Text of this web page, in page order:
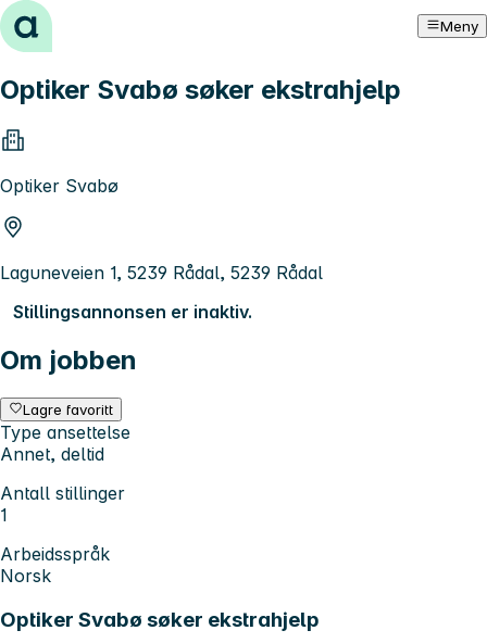
Hopp til innhold Meny
Optiker Svabø søker ekstrahjelp
Optiker Svabø
Laguneveien 1, 5239 Rådal, 5239 Rådal
Stillingsannonsen er inaktiv.
Om jobben
Lagre favoritt
Type ansettelse
Annet, deltid
Antall stillinger
1
Arbeidsspråk
Norsk
Optiker Svabø søker ekstrahjelp